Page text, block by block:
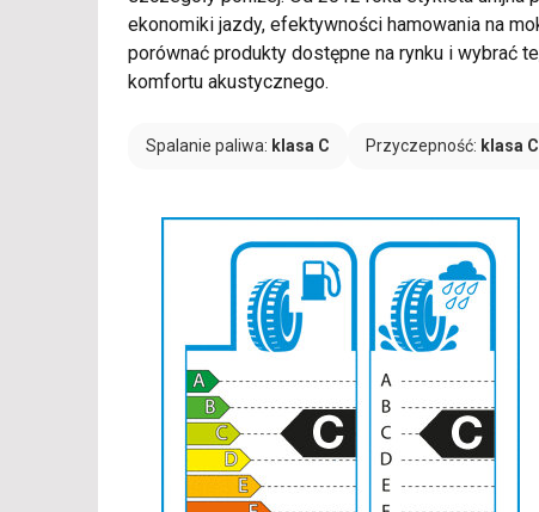
ekonomiki jazdy, efektywności hamowania na
porównać produkty dostępne na rynku i wybrać
komfortu akustycznego.
Spalanie paliwa: klasa C Przyczepność: klasa C